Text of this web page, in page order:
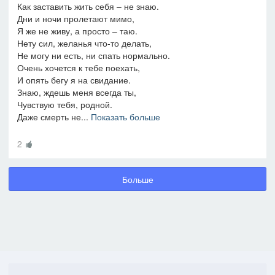
Как заставить жить себя – не знаю.
Дни и ночи пролетают мимо,
Я же не живу, а просто – таю.
Нету сил, желанья что-то делать,
Не могу ни есть, ни спать нормально.
Очень хочется к тебе поехать,
И опять бегу я на свидание.
Знаю, ждешь меня всегда ты,
Чувствую тебя, родной.
Даже смерть не... Показать больше
2
Больше